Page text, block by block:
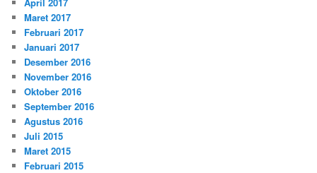
Maret 2017
Februari 2017
Januari 2017
Desember 2016
November 2016
Oktober 2016
September 2016
Agustus 2016
Juli 2015
Maret 2015
Februari 2015